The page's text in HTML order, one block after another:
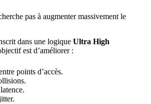
pas à augmenter massivement le
dans une logique Ultra High
est d’améliorer :
points d’accès.